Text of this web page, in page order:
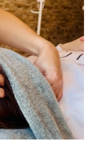
底解説
容の違いをやさ
パの特徴を比較
店と整体院の選び
効果が期待できる